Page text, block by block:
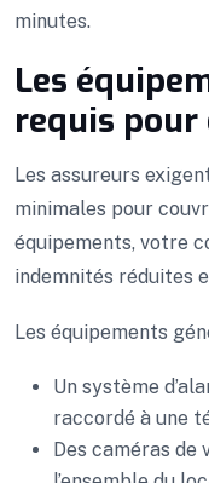
minutes.
Les
requis pour
Les assureurs
minimales pour
équipements, votre
indemnités réduites
Les équipements
Un système
raccordé à une
Des caméras de